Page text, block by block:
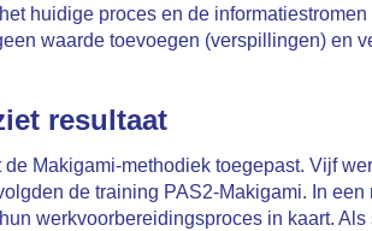
huidige proces en de
waarde toevoegen (verspillingen) en
resultaat
Makigami-methodiek toegepast. Vijf
de training PAS2-Makigami. In
werkvoorbereidingsproces in kaart.